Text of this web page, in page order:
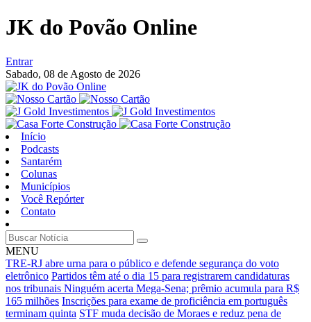
JK do Povão Online
Entrar
Sabado, 08 de Agosto de 2026
Início
Podcasts
Santarém
Colunas
Municípios
Você Repórter
Contato
MENU
TRE-RJ abre urna para o público e defende segurança do voto
eletrônico Partidos têm até o dia 15 para registrarem candidaturas
nos tribunais Ninguém acerta Mega-Sena; prêmio acumula para R$
165 milhões Inscrições para exame de proficiência em português
terminam quinta STF muda decisão de Moraes e reduz pena de